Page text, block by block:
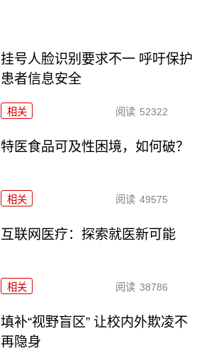
挂号人脸识别要求不一 呼吁保护
患者信息安全
相关 阅读 52322
特医食品可及性困境，如何破？
相关 阅读 49575
互联网医疗：探索就医新可能
相关 阅读 38786
填补“视野盲区” 让校内外欺凌不
再隐身